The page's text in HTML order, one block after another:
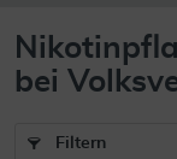
bei
Filtern